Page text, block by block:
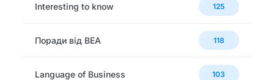
Interesting to know 125
Поради від BEA 118
Language of Business 103